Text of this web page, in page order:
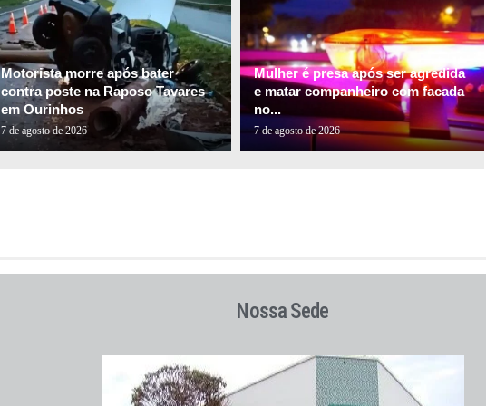
Motorista morre após bater
contra poste na Raposo Tavares
em Ourinhos
7 de agosto de 2026
Mulher é presa após ser agredida
e matar companheiro com facada
no...
7 de agosto de 2026
Nossa Sede